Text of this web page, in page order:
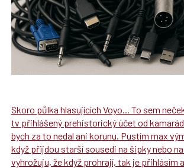
Skoro půlka hlasujících Voyo... To sem
tv přihlášený prehistorický účet od
bych za to nedal ani korunu. Pustím max
když přijdou starší sousedi na šipky nebo
vyhrožuju, že když prohrají, tak je přihlásím